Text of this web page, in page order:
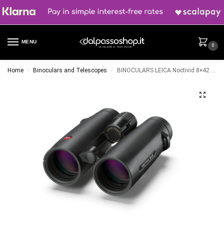
MENU
0
Home / Binoculars and Telescopes / BINOCULARS LEICA Noctivid 8×42 Black